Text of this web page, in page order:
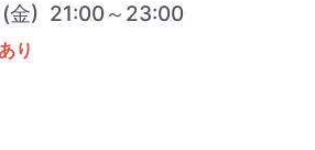
金) 21:00～23:00
り